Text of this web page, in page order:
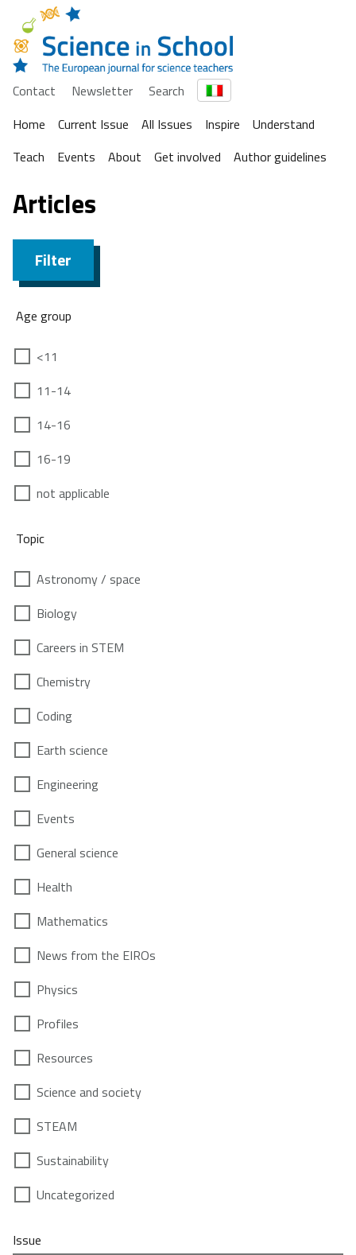
Contact Newsletter
Search
Home
Current Issue All Issues Inspire
Understand
Teach
Events About Get involved Author guidelines
Articles
Filter
Age group
<11
11-14
14-16
16-19
not applicable
Topic
Astronomy / space
Biology
Careers in STEM
Chemistry
Coding
Earth science
Engineering
Events
General science
Health
Mathematics
News from the EIROs
Physics
Profiles
Resources
Science and society
STEAM
Sustainability
Uncategorized
Issue